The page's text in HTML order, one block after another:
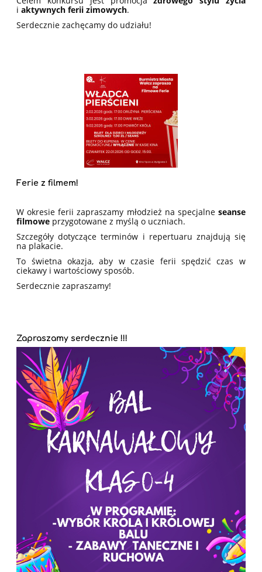
iaktywnych ferii zimowych.
Serdecznie zachęcamy do udziału!
Ferie z filmem!
W okresie ferii zapraszamy młodzież na specjalne seanse
filmowe przygotowane z myślą o uczniach.
Szczegóły dotyczące terminów i repertuaru znajdują się
na plakacie.
To świetna okazja, aby w czasie ferii spędzić czas w
ciekawy i wartościowy sposób.
Serdecznie zapraszamy!
Zapraszamy serdecznie !!!